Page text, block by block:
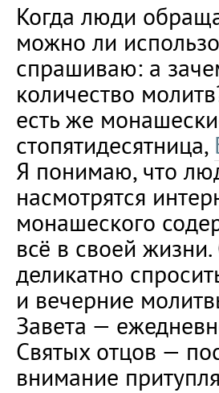
Когда люди
можно ли
спрашиваю: а
количество
есть же
стопятидесятница,
Я понимаю, что
насмотрятся
монашеского
всё в своей
деликатно
и вечерние
Завета —
Святых отцов —
внимание